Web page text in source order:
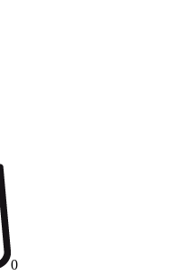
0